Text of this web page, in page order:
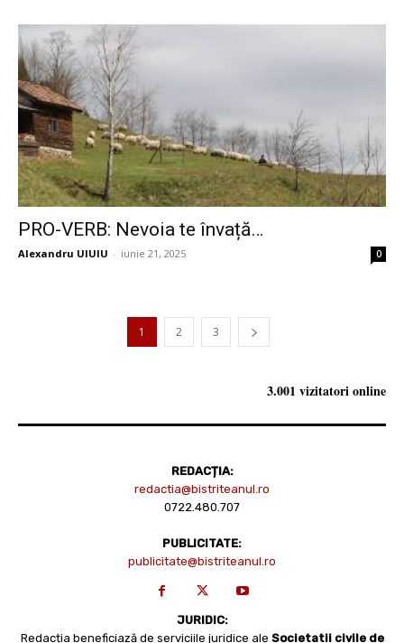
PRO-VERB: Nevoia te învață…
Alexandru UIUIU - iunie 21, 2025 0
1 2 3
3.001 vizitatori online
REDACȚIA:
redactia@bistriteanul.ro
0722.480.707
PUBLICITATE:
publicitate@bistriteanul.ro
JURIDIC:
Redacția beneficiază de serviciile juridice ale Societatii civile de